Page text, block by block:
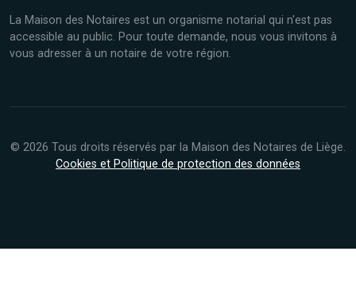
La Maison des Notaires est un organisme notarial qui n'est pas
accessible au public. Pour toute demande, nous vous invitons à
vous adresser à un notaire de votre région.
© 2026 Tous droits réservés par la Maison des Notaires de Liège.
Cookies et Politique de protection des données